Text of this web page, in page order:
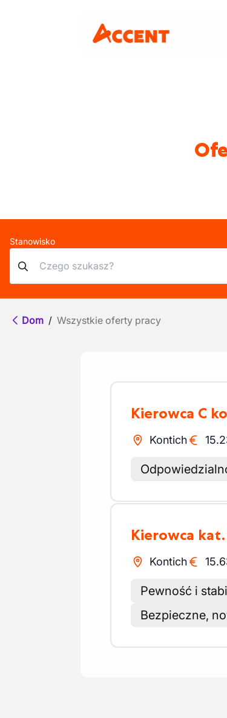
Stanowisko
Dom / Wszystkie oferty pracy
Kierowca C
Kontich
Kierowca kat.
Kontich
Pewność i
Bezpieczne,